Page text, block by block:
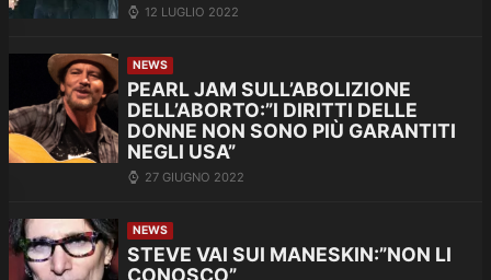
12 LUGLIO 2022
NEWS
PEARL JAM SULL’ABOLIZIONE
DELL’ABORTO:”I DIRITTI DELLE
DONNE NON SONO PIÙ GARANTITI
NEGLI USA”
27 GIUGNO 2022
NEWS
STEVE VAI SUI MANESKIN:”NON LI